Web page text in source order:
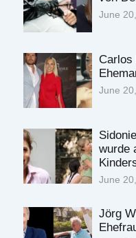
June
Carlos
June
wurde
June
Jörg